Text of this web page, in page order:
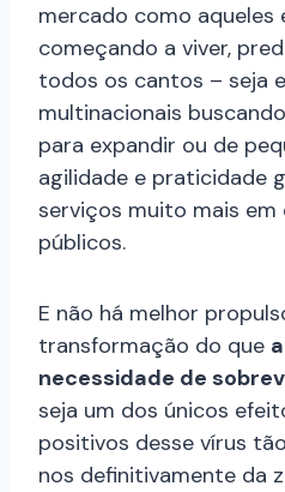
mercado como aqueles
começando a viver,
todos os cantos – seja
multinacionais
para expandir ou de
agilidade e praticidade
serviços muito mais
públicos.
E não há melhor
transformação do que
necessidade de
seja um dos únicos
positivos desse vírus
nos definitivamente da